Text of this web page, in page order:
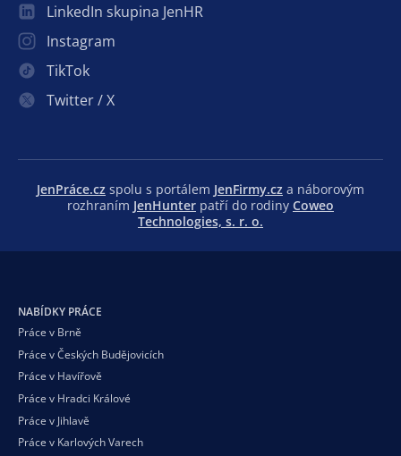
LinkedIn skupina JenHR
Instagram
TikTok
Twitter / X
JenPráce.cz spolu s portálem JenFirmy.cz a náborovým
rozhraním JenHunter patří do rodiny Coweo
Technologies, s. r. o.
NABÍDKY PRÁCE
Práce v Brně
Práce v Českých Budějovicích
Práce v Havířově
Práce v Hradci Králové
Práce v Jihlavě
Práce v Karlových Varech